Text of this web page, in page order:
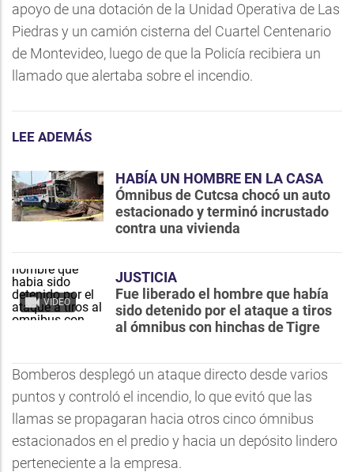
apoyo de una dotación de la Unidad Operativa de Las
Piedras y un camión cisterna del Cuartel Centenario
de Montevideo, luego de que la Policía recibiera un
llamado que alertaba sobre el incendio.
LEE ADEMÁS
HABÍA UN HOMBRE EN LA CASA
Ómnibus de Cutcsa chocó un auto
estacionado y terminó incrustado
contra una vivienda
VIDEO
JUSTICIA
Fue liberado el hombre que había
sido detenido por el ataque a tiros
al ómnibus con hinchas de Tigre
Bomberos desplegó un ataque directo desde varios
puntos y controló el incendio, lo que evitó que las
llamas se propagaran hacia otros cinco ómnibus
estacionados en el predio y hacia un depósito lindero
perteneciente a la empresa.